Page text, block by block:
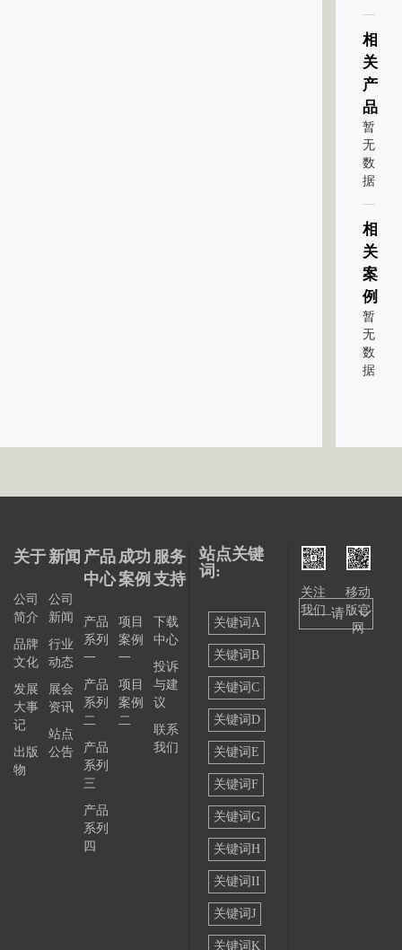
相
关
产
品
暂
无
数
据
相
关
案
例
暂
无
数
据
关于
公司
简介
品牌
文化
发展
大事
记
出版
物
新闻
公司
新闻
行业
动态
展会
资讯
站点
公告
产品
中心
产品
系列
一
产品
系列
二
产品
系列
三
产品
系列
四
成功
案例
项目
案例
一
项目
案例
二
服务
支持
下载
中心
投诉
与建
议
联系
我们
站点关键
词:
关键词A
关键词B
关键词C
关键词D
关键词E
关键词F
关键词G
关键词H
关键词II
关键词J
关键词K
关注
我们
移动
版官
网
——请